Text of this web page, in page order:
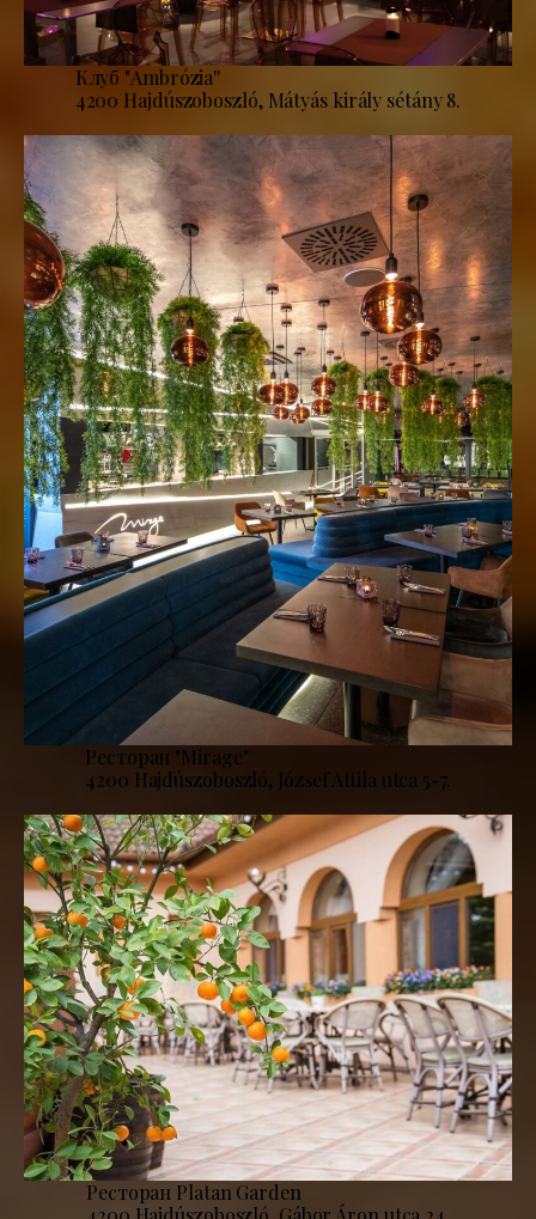
Клуб "Ambrózia''
4200 Hajdúszoboszló, Mátyás király sétány 8.
Ресторан "Mirage''
4200 Hajdúszoboszló, József Attila utca 5-7.
Ресторан Platan Garden